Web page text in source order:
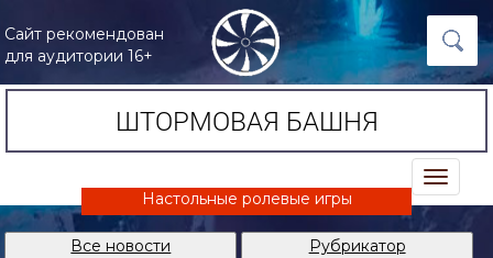
Сайт рекомендован
для аудитории 16+
ШТОРМОВАЯ БАШНЯ
trk
Настольные ролевые игры
Все новости Рубрикатор